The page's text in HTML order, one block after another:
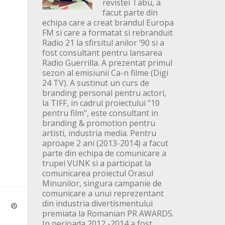
revistei Tabu, a
facut parte din
echipa care a creat brandul Europa
FM si care a formatat si rebranduit
Radio 21 la sfirsitul anilor ‘90 si a
fost consultant pentru lansarea
Radio Guerrilla. A prezentat primul
sezon al emisiunii Ca-n filme (Digi
24 TV). A sustinut un curs de
branding personal pentru actori,
la TIFF, in cadrul proiectului "10
pentru film", este consultant in
branding & promotion pentru
artisti, industria media. Pentru
aproape 2 ani (2013-2014) a facut
parte din echipa de comunicare a
trupei VUNK si a participat la
comunicarea proiectul Orasul
Minunilor, singura campanie de
comunicare a unui reprezentant
din industria divertismentului
premiata la Romanian PR AWARDS.